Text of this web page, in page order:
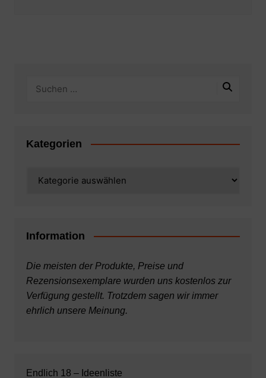
Kategorien
Information
Die meisten der Produkte, Preise und
Rezensionsexemplare wurden uns kostenlos zur
Verfügung gestellt. Trotzdem sagen wir immer
ehrlich unsere Meinung.
Endlich 18 – Ideenliste